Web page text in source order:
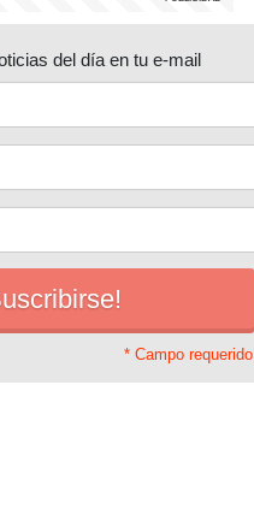
del día en tu e-mail
* Campo requerido